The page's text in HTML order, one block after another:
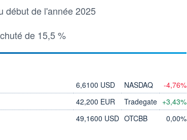
début de l'année 2025
de 15,5 %
6,6100 USD NASDAQ -4,76%
42,200 EUR Tradegate +3,43%
49,1600 USD OTCBB 0,00%